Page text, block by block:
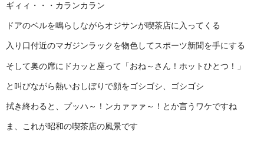
ギィィ・・・カランカラン
ドアのベルを鳴らしながらオジサンが喫茶店に入ってくる
入り口付近のマガジンラックを物色してスポーツ新聞を手にする
そして奥の席にドカッと座って「おね～さん！ホットひとつ！」
と叫びながら熱いおしぼりで顔をゴシゴシ、ゴシゴシ
拭き終わると、プッハ～！ンカァァァ～！とか言うワケですね
ま、これが昭和の喫茶店の風景です